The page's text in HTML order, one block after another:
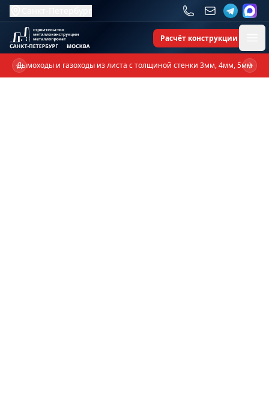
Расчёт конструкции
Дымоходы и газоходы из листа с толщиной стенки 3мм, 4мм, 5мм
Previous slide